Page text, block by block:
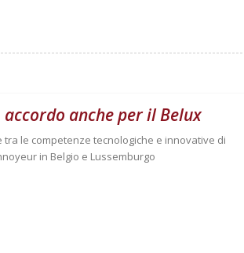
anche per il Belux
le competenze tecnologiche e innovative di
in Belgio e Lussemburgo